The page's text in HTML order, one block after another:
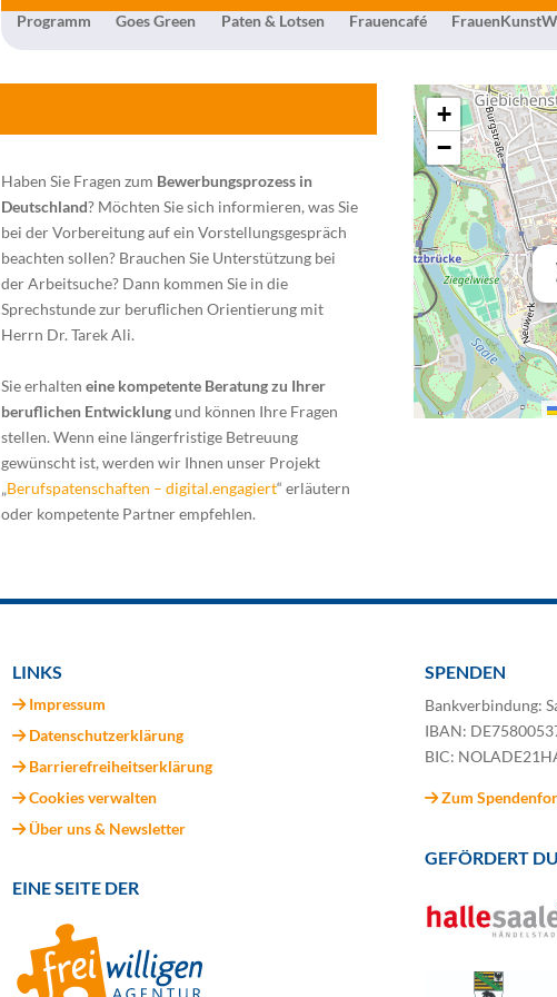
Programm Goes Green Paten & Lotsen Frauencafé
Haben Sie Fragen zum Bewerbungsprozess in
Deutschland? Möchten Sie sich informieren, was Sie
bei der Vorbereitung auf ein Vorstellungsgespräch
beachten sollen? Brauchen Sie Unterstützung bei
der Arbeitsuche? Dann kommen Sie in die
Sprechstunde zur beruflichen Orientierung mit
Herrn Dr. Tarek Ali.
Sie erhalten eine kompetente Beratung zu Ihrer
beruflichen Entwicklungund können Ihre Fragen
stellen. Wenn eine längerfristige Betreuung
gewünscht ist, werden wir Ihnen unser Projekt
„Berufspatenschaften – digital.engagiert“ erläutern
oder kompetente Partner empfehlen.
+
−
LINKS
Impressum
Datenschutzerklärung
Barrierefreiheitserklärung
Cookies verwalten
Über uns & Newsletter
EINE SEITE DER
SPENDEN
Bankverbindung:
IBAN:
BIC:
Zum
GEFÖRDERT